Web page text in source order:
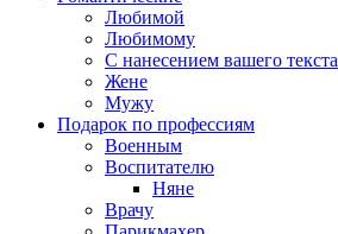
Любимой
Любимому
С нанесением вашего текста
Жене
Мужу
Подарок по профессиям
Военным
Воспитателю
Няне
Врачу